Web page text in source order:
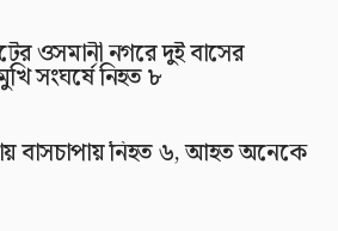
ওসমানী নগরে দুই বাসের
সংঘর্ষে নিহত ৮
বাসচাপায় নিহত ৬, আহত অনেকে